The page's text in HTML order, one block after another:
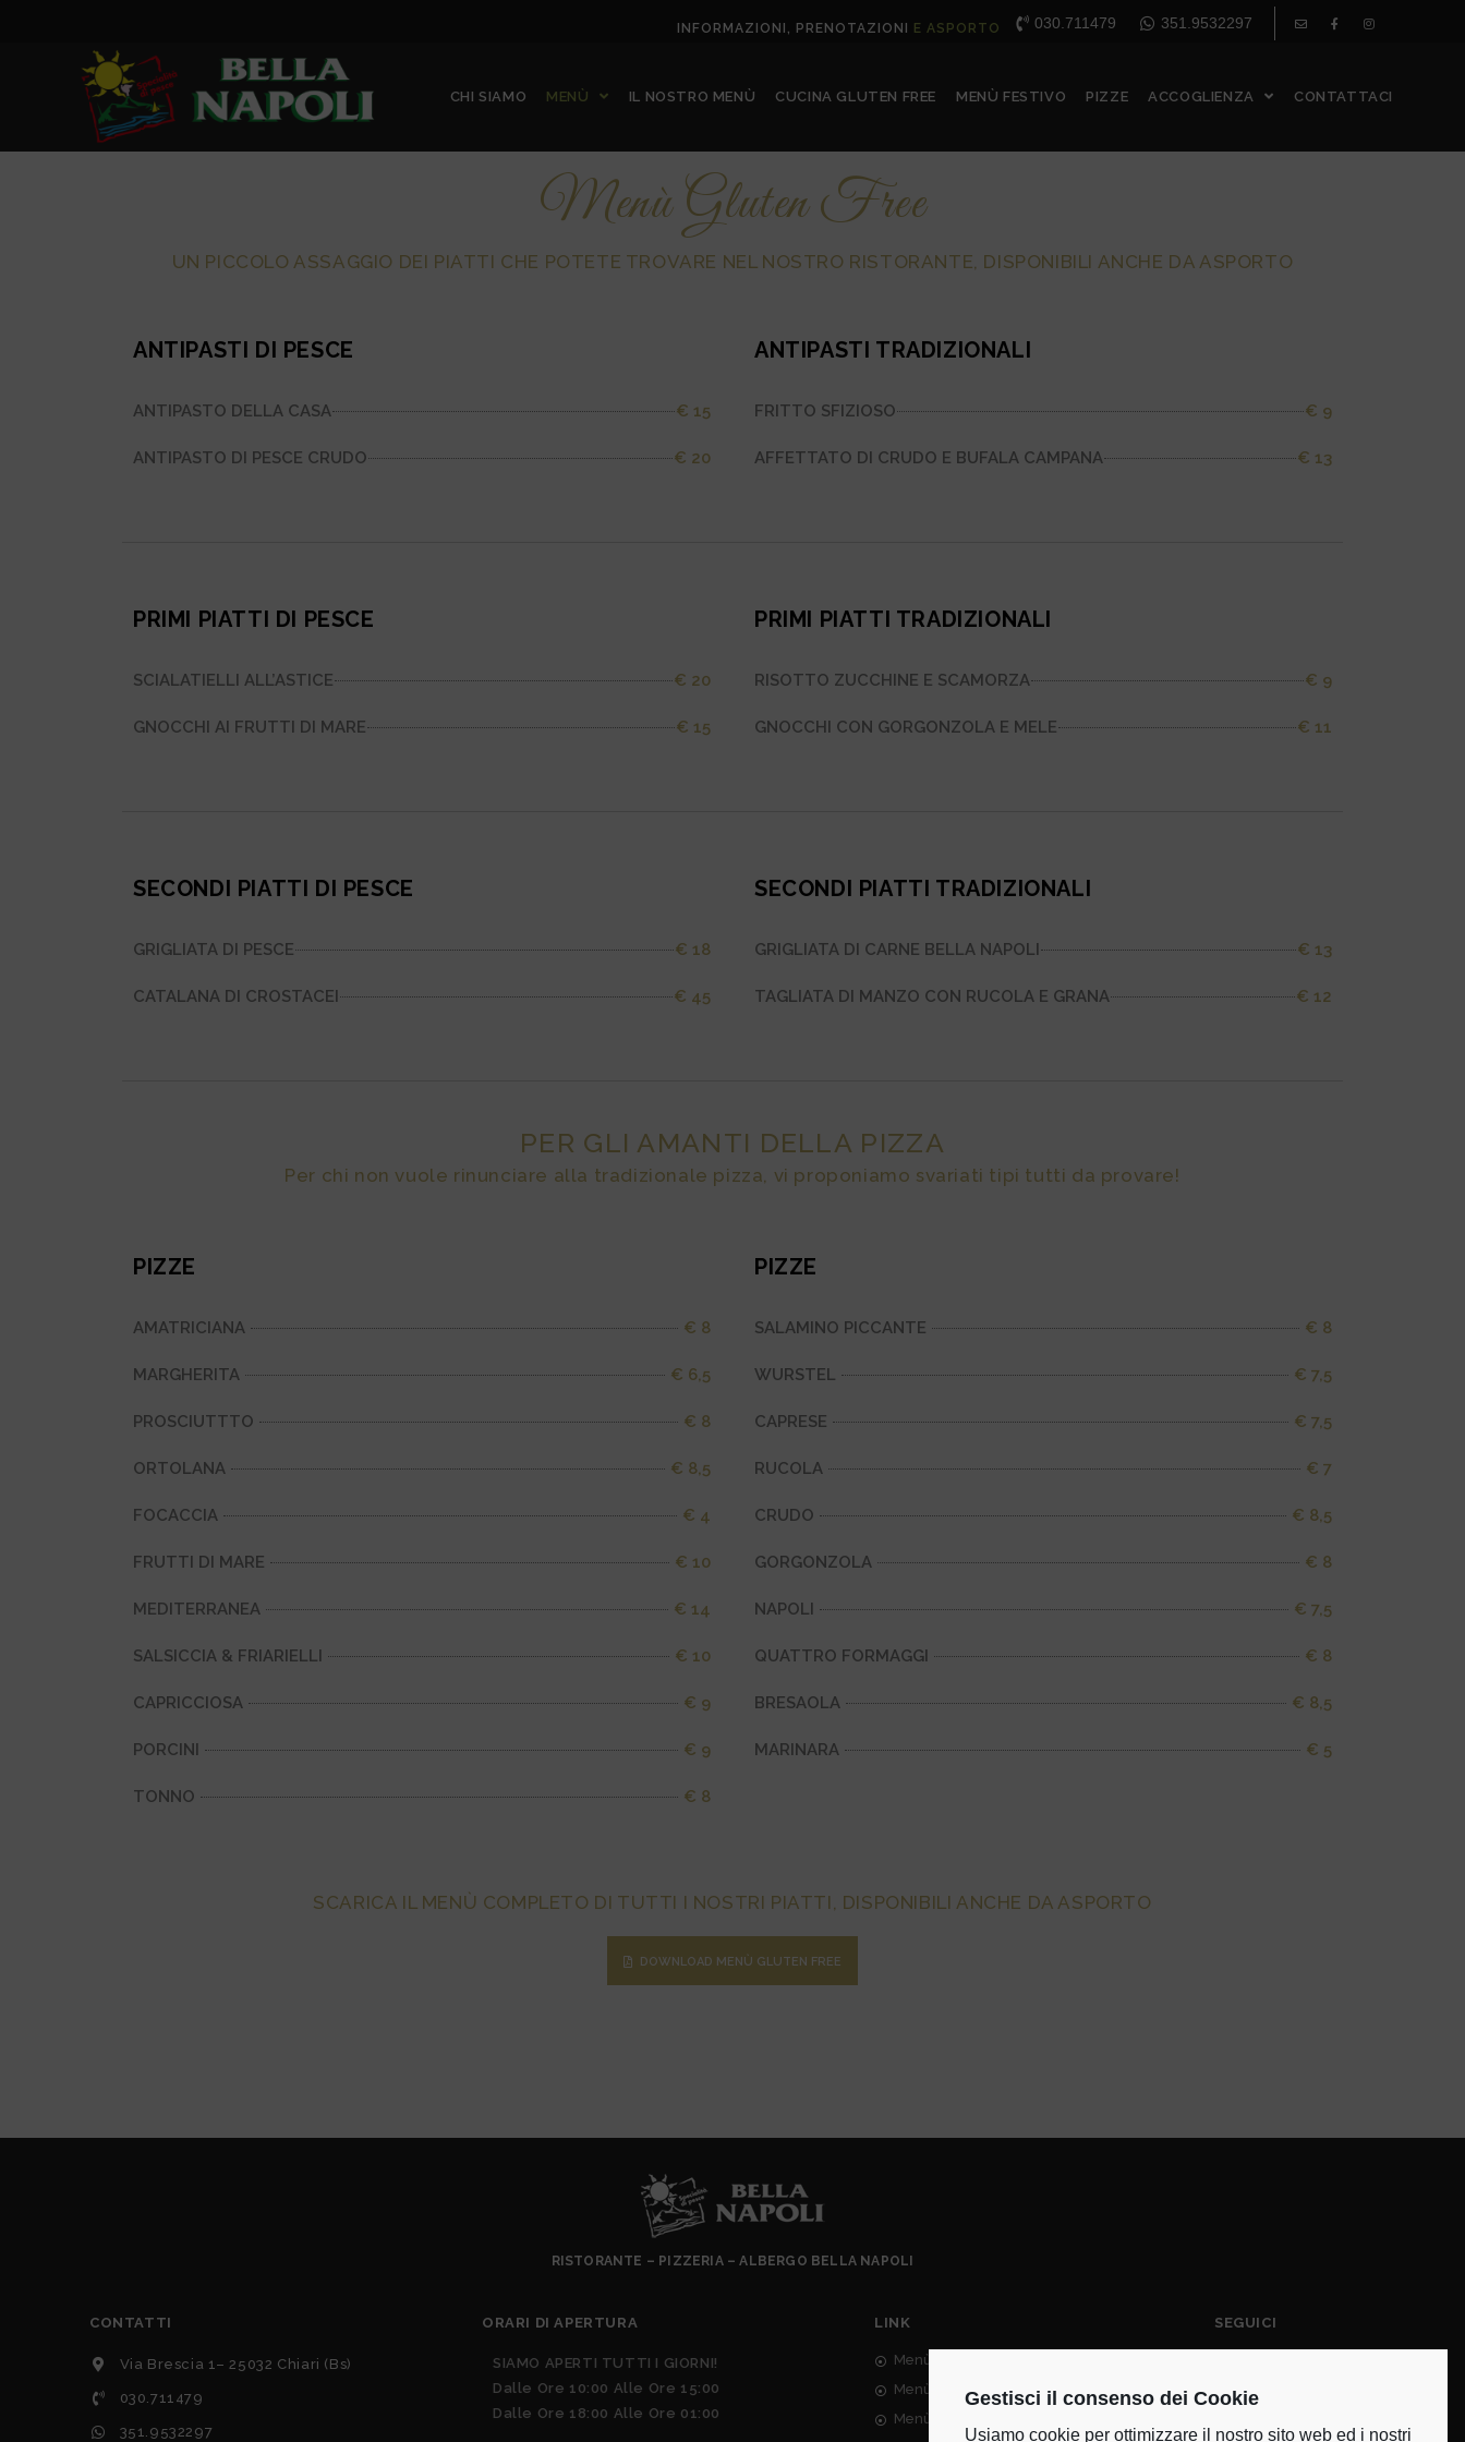
INFORMAZIONI, PRENOTAZIONI E ASPORTO 030.711479 351.9532297
CHI SIAMO MENÙ IL NOSTRO MENÙ CUCINA GLUTEN FREE MENÙ FESTIVO PIZZE ACCOGLIENZA CONTATTACI
Menù Gluten Free
UN PICCOLO ASSAGGIO DEI PIATTI CHE POTETE TROVARE NEL NOSTRO RISTORANTE, DISPONIBILI ANCHE DA ASPORTO
ANTIPASTI DI PESCE
ANTIPASTO DELLA CASA € 15
ANTIPASTO DI PESCE CRUDO € 20
ANTIPASTI TRADIZIONALI
FRITTO SFIZIOSO € 9
AFFETTATO DI CRUDO E BUFALA CAMPANA € 13
PRIMI PIATTI DI PESCE
SCIALATIELLI ALL’ASTICE € 20
GNOCCHI AI FRUTTI DI MARE € 15
PRIMI PIATTI TRADIZIONALI
RISOTTO ZUCCHINE E SCAMORZA € 9
GNOCCHI CON GORGONZOLA E MELE € 11
SECONDI PIATTI DI PESCE
GRIGLIATA DI PESCE € 18
CATALANA DI CROSTACEI € 45
SECONDI PIATTI TRADIZIONALI
GRIGLIATA DI CARNE BELLA NAPOLI € 13
TAGLIATA DI MANZO CON RUCOLA E GRANA € 12
PER GLI AMANTI DELLA PIZZA
Per chi non vuole rinunciare alla tradizionale pizza, vi proponiamo svariati tipi tutti da provare!
PIZZE
AMATRICIANA € 8
MARGHERITA € 6,5
PROSCIUTTTO € 8
ORTOLANA € 8,5
FOCACCIA € 4
FRUTTI DI MARE € 10
MEDITERRANEA € 14
SALSICCIA & FRIARIELLI € 10
CAPRICCIOSA € 9
PORCINI € 9
TONNO € 8
PIZZE
SALAMINO PICCANTE € 8
WURSTEL € 7,5
CAPRESE € 7,5
RUCOLA € 7
CRUDO € 8,5
GORGONZOLA € 8
NAPOLI € 7,5
QUATTRO FORMAGGI € 8
BRESAOLA € 8,5
MARINARA € 5
SCARICA IL MENÙ COMPLETO DI TUTTI I NOSTRI PIATTI, DISPONIBILI ANCHE DA ASPORTO
DOWNLOAD MENÙ GLUTEN FREE
RISTORANTE – PIZZERIA – ALBERGO BELLA NAPOLI
CONTATTI
Via Brescia 1– 25032 Chiari (Bs)
030.711479
351.9532297
ORARI DI APERTURA
SIAMO APERTI TUTTI I GIORNI!
Dalle Ore 10:00 Alle Ore 15:00
Dalle Ore 18:00 Alle Ore 01:00
LINK
Menù Cucina Tradizionale
Menù Festivo
Menù Cucina Gluten Free
SEGUICI
Gestisci il consenso dei Cookie
Usiamo cookie per ottimizzare il nostro sito web ed i nostri